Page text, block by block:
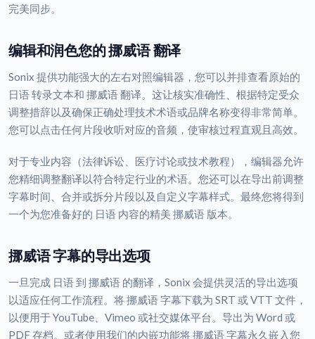
完美同步。
编辑和润色您的 挪威语 翻译
Sonix 提供功能强大的左右对照编辑器，您可以并排查看原始的
日语 转录文本和 挪威语 翻译。这让核实准确性、根据特定受众
调整措辞以及确保正确处理技术术语或品牌名称变得非常简单。
您可以点击任何片段收听对应的音频，使审核过程直观且高效。
对于专业内容（法律诉讼、医疗讨论或技术教程），编辑器允许
您精细调整翻译以符合特定行业的术语。您还可以在导出前调整
字幕时间、合并或拆分片段以及自定义字幕样式。最终您将得到
一个为您准备好的 日语 内容的精美 挪威语 版本。
挪威语 字幕的导出选项
一旦完成 日语 到 挪威语 的翻译，Sonix 会提供灵活的导出选项
以适应任何工作流程。将 挪威语 字幕下载为 SRT 或 VTT 文件，
以便用于 YouTube、Vimeo 或社交媒体平台。导出为 Word 或
PDF 存档。或者使用我们的内嵌功能将 挪威语 字幕永久嵌入您